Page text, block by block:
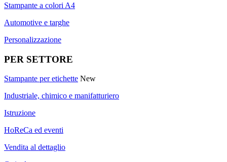
Stampante a colori A4
Automotive e targhe
Personalizzazione
PER SETTORE
Stampante per etichette New
Industriale, chimico e manifatturiero
Istruzione
HoReCa ed eventi
Vendita al dettaglio